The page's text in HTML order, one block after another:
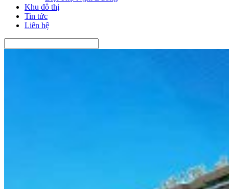
Khu đô thị
Tin tức
Liên hệ